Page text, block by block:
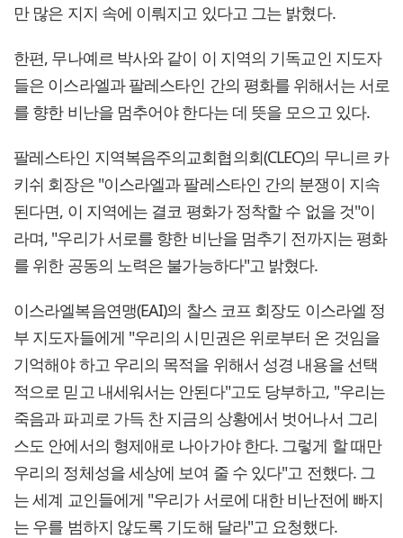
만 많은 지지 속에 이뤄지고 있다고 그는 밝혔다.
한편, 무나예르 박사와 같이 이 지역의 기독교인 지도자
들은 이스라엘과 팔레스타인 간의 평화를 위해서는 서로
를 향한 비난을 멈추어야 한다는 데 뜻을 모으고 있다.
팔레스타인 지역복음주의교회협의회(CLEC)의 무니르 카
키쉬 회장은 "이스라엘과 팔레스타인 간의 분쟁이 지속
된다면, 이 지역에는 결코 평화가 정착할 수 없을 것"이
라며, "우리가 서로를 향한 비난을 멈추기 전까지는 평화
를 위한 공동의 노력은 불가능하다"고 밝혔다.
이스라엘복음연맹(EAI)의 찰스 코프 회장도 이스라엘 정
부 지도자들에게 "우리의 시민권은 위로부터 온 것임을
기억해야 하고 우리의 목적을 위해서 성경 내용을 선택
적으로 믿고 내세워서는 안된다"고도 당부하고, "우리는
죽음과 파괴로 가득 찬 지금의 상황에서 벗어나서 그리
스도 안에서의 형제애로 나아가야 한다. 그렇게 할 때만
우리의 정체성을 세상에 보여 줄 수 있다"고 전했다. 그
는 세계 교인들에게 "우리가 서로에 대한 비난전에 빠지
는 우를 범하지 않도록 기도해 달라"고 요청했다.